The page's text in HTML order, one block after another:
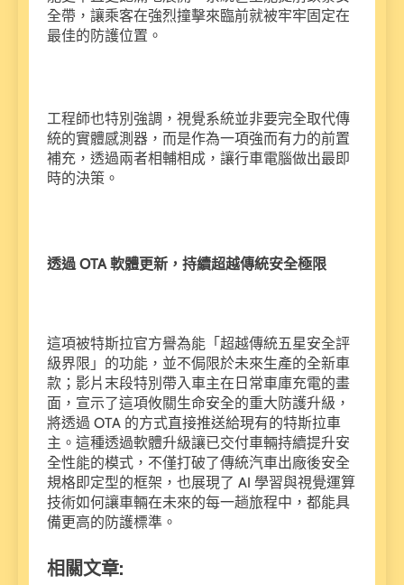
全帶，讓乘客在強烈撞擊來臨前就被牢牢固定在
最佳的防護位置。
工程師也特別強調，視覺系統並非要完全取代傳
統的實體感測器，而是作為一項強而有力的前置
補充，透過兩者相輔相成，讓行車電腦做出最即
時的決策。
透過 OTA 軟體更新，持續超越傳統安全極限
這項被特斯拉官方譽為能「超越傳統五星安全評
級界限」的功能，並不侷限於未來生產的全新車
款；影片末段特別帶入車主在日常車庫充電的畫
面，宣示了這項攸關生命安全的重大防護升級，
將透過 OTA 的方式直接推送給現有的特斯拉車
主。這種透過軟體升級讓已交付車輛持續提升安
全性能的模式，不僅打破了傳統汽車出廠後安全
規格即定型的框架，也展現了 AI 學習與視覺運算
技術如何讓車輛在未來的每一趟旅程中，都能具
備更高的防護標準。
相關文章: